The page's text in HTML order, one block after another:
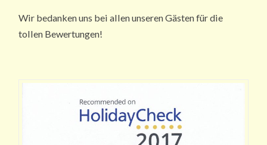
Wir bedanken uns bei allen unseren Gästen für die
tollen Bewertungen!